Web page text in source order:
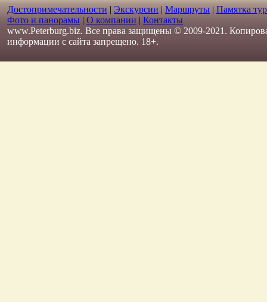
Достопримечательности | Экскурсии | Маршруты | Памятка
Фото и панорамы | О компании | Контакты
www.Peterburg.biz. Все права защищены © 2009-2021.
информации с сайта запрещено. 18+.